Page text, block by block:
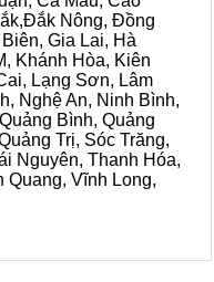
Nông, Đồng
Gia Lai, Hà
Khánh Hòa, Kiên
Lạng Sơn, Lâm
Nghệ An, Ninh Bình,
Bình, Quảng
Trị, Sóc Trăng,
Nguyên, Thanh Hóa,
Quang, Vĩnh Long,